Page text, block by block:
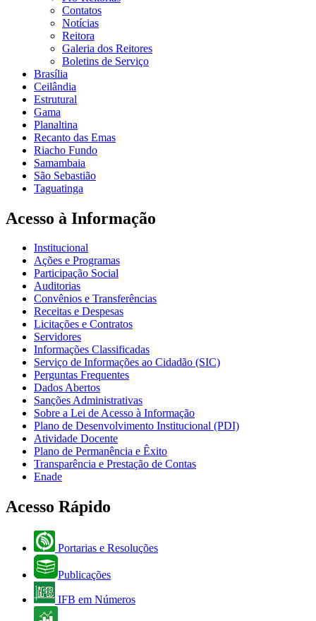
Contatos
Notícias
Reitora
Galeria dos Reitores
Boletins de Serviço
Brasília
Ceilândia
Estrutural
Gama
Planaltina
Recanto das Emas
Riacho Fundo
Samambaia
São Sebastião
Taguatinga
Acesso à Informação
Institucional
Ações e Programas
Participação Social
Auditorias
Convênios e Transferências
Receitas e Despesas
Licitações e Contratos
Servidores
Informações Classificadas
Serviço de Informações ao Cidadão (SIC)
Perguntas Frequentes
Dados Abertos
Sanções Administrativas
Sobre a Lei de Acesso à Informação
Plano de Desenvolvimento Institucional (PDI)
Atividade Docente
Plano de Permanência e Êxito
Transparência e Prestação de Contas
Enade
Acesso Rápido
Portarias e Resoluções
Publicações
IFB em Números